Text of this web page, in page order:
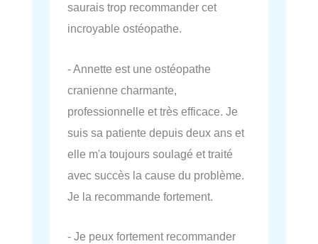
saurais trop recommander cet
incroyable ostéopathe.
- Annette est une ostéopathe
cranienne charmante,
professionnelle et très efficace. Je
suis sa patiente depuis deux ans et
elle m'a toujours soulagé et traité
avec succès la cause du problème.
Je la recommande fortement.
- Je peux fortement recommander